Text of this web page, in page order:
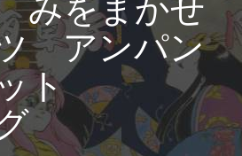
みをまかせ
ツ アンパン
ト